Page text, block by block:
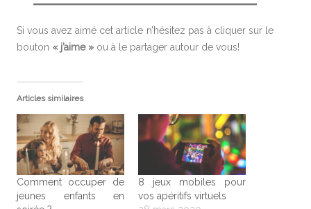
Si vous avez aimé cet article n’hésitez pas à cliquer sur le
bouton « j’aime » ou à le partager autour de vous!
Articles similaires
Comment occuper de
jeunes enfants en
8 jeux mobiles pour
vos apéritifs virtuels